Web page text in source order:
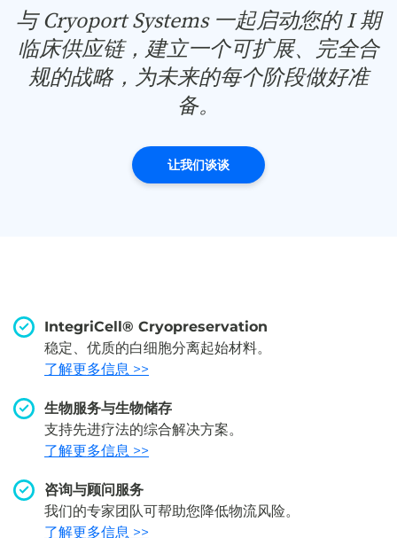
与 Cryoport Systems 一起启动您的 I 期
临床供应链，建立一个可扩展、完全合
规的战略，为未来的每个阶段做好准
备。
让我们谈谈
IntegriCell® Cryopreservation
稳定、优质的白细胞分离起始材料。
了解更多信息 >>
生物服务与生物储存
支持先进疗法的综合解决方案。
了解更多信息 >>
咨询与顾问服务
我们的专家团队可帮助您降低物流风险。
了解更多信息 >>